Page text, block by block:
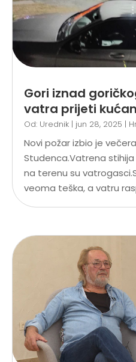
Gori iznad
vatra prijeti
Od: Urednik | jun 28, 2025 |
Novi požar izbio je
Studenca.Vatrena
na terenu su
veoma teška, a vatru